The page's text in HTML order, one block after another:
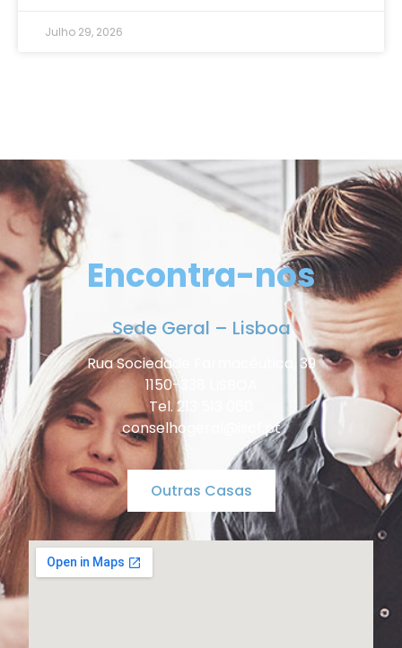
Julho 29, 2026
Encontra-nos
Sede Geral – Lisboa
Rua Sociedade Farmacêutica, 39
1150-338 LISBOA
Tel. 213 513 060
conselhogeral@iscf.pt
Outras Casas